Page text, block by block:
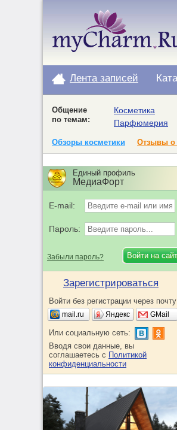
Лента записей
Общение
по темам:
Косметика
Парфюмерия
Обзоры косметики Отзывы о
Единый профиль
МедиаФорт
E-mail:
Пароль:
Забыли пароль?
Зарегистрироваться
Войти без регистрации через
mail.ru Яндекс GMail
Или социальную сеть:
Вводя свои данные, вы
соглашаетесь с Политикой
конфиденциальности